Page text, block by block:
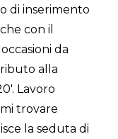
di inserimento
con il
da
alla
Lavoro
trovare
la seduta di